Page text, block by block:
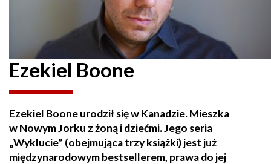
Ezekiel Boone
Ezekiel Boone urodził się w Kanadzie. Mieszka
w Nowym Jorku z żoną i dziećmi. Jego seria
„Wyklucie” (obejmująca trzy książki) jest już
międzynarodowym bestsellerem, prawa do jej